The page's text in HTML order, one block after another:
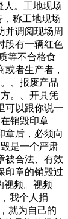
人。工地现场
称工地现场
并调阅现场周
段有一辆红色
等不合格食
者生产者，
、报废产品
。、开具凭
可以跟你说一
销毁印章
章后，必须向
是一个严肃
被合法、有效
印章的销毁过
视频。视频
我个人捐
就为自己的